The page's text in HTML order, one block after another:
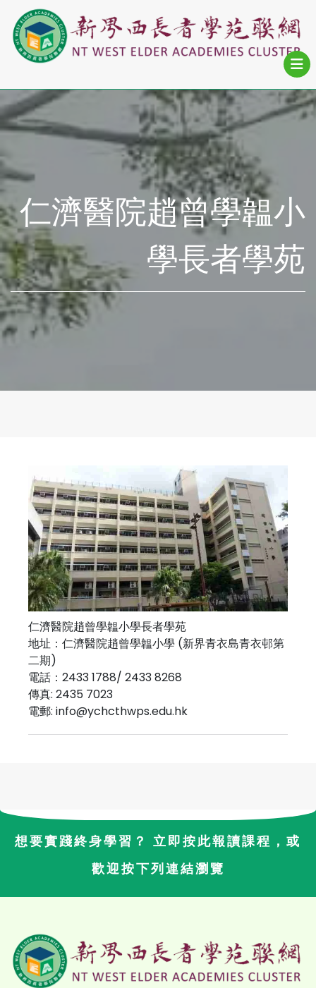
仁濟醫院趙曾學韞小
學長者學苑
仁濟醫院趙曾學韞小學長者學苑
地址：仁濟醫院趙曾學韞小學 (新界青衣島青衣邨第
二期)
電話：2433 1788/ 2433 8268
傳真: 2435 7023
電郵: info@ychcthwps.edu.hk
想要實踐終身學習？ 立即按此報讀課程，或
歡迎按下列連結瀏覽